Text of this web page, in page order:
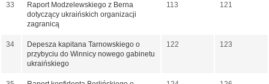
33
Raport Modzelewskiego z Berna
dotyczący ukraińskich organizacji
zagranicą
113 121
34
Depesza kapitana Tarnowskiego o
przybyciu do Winnicy nowego gabinetu
ukraińskiego
122 123